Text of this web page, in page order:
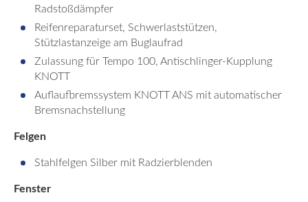
Radstoßdämpfer
Reifenreparaturset, Schwerlaststützen,
Stützlastanzeige am Buglaufrad
Zulassung für Tempo 100, Antischlinger-Kupplung
KNOTT
Auflaufbremssystem KNOTT ANS mit automatischer
Bremsnachstellung
Felgen
Stahlfelgen Silber mit Radzierblenden
Fenster